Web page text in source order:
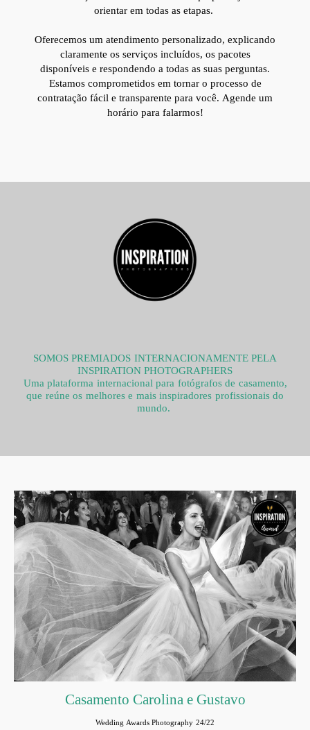
orientar em todas as etapas.
Oferecemos um atendimento personalizado, explicando
claramente os serviços incluídos, os pacotes
disponíveis e respondendo a todas as suas perguntas.
Estamos comprometidos em tornar o processo de
contratação fácil e transparente para você. Agende um
horário para falarmos!
SOMOS PREMIADOS INTERNACIONAMENTE PELA
INSPIRATION PHOTOGRAPHERS
Uma plataforma internacional para fotógrafos de casamento,
que reúne os melhores e mais inspiradores profissionais do
mundo.
Casamento Carolina e Gustavo
Wedding Awards Photography 24/22